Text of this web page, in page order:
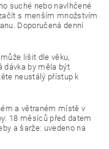
suché nebo navlhčené
s menším množstvím
Doporučená denní
lišit dle věku,
dávka by měla být
neustálý přístup k
a větraném místě v
18 měsíců před datem
a šarže: uvedeno na